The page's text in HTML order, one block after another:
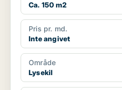
Ca. 150 m2
Pris pr. md.
Inte angivet
Område
Lysekil